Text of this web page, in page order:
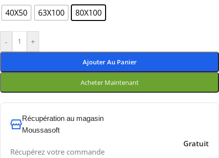
40X50
63X100 80X100
- +
Ajouter Au Panier
Acheter Maintenant
Récupération au magasin
Moussasoft
Récupérez votre commande
Gratuit